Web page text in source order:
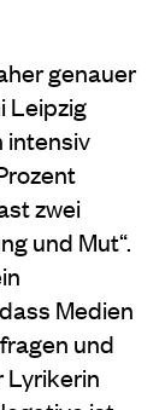
genauer
Leipzig
intensiv
zwei
und Mut“.
Medien
und
Lyrikerin